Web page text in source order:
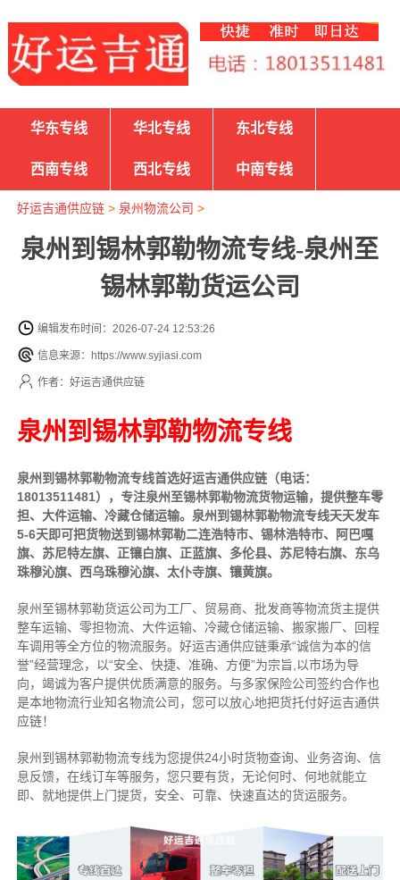
华东专线 华北专线 东北专线
西南专线 西北专线 中南专线
好运吉通供应链> 泉州物流公司 >
泉州到锡林郭勒物流专线-泉州至
锡林郭勒货运公司
编辑发布时间：2026-07-24 12:53:26
信息来源：https://www.syjiasi.com
作者：好运吉通供应链
泉州到锡林郭勒物流专线
泉州到锡林郭勒物流专线首选好运吉通供应链（电话：
18013511481），专注泉州至锡林郭勒物流货物运输，提供整车零
担、大件运输、冷藏仓储运输。泉州到锡林郭勒物流专线天天发车
5-6天即可把货物送到锡林郭勒二连浩特市、锡林浩特市、阿巴嘎
旗、苏尼特左旗、正镶白旗、正蓝旗、多伦县、苏尼特右旗、东乌
珠穆沁旗、西乌珠穆沁旗、太仆寺旗、镶黄旗。
泉州至锡林郭勒货运公司为工厂、贸易商、批发商等物流货主提供
整车运输、零担物流、大件运输、冷藏仓储运输、搬家搬厂、回程
车调用等全方位的物流服务。好运吉通供应链秉承“诚信为本的信
誉”经营理念，以“安全、快捷、准确、方便”为宗旨,以市场为导
向，竭诚为客户提供优质满意的服务。 与多家保险公司签约合作也
是本地物流行业知名物流公司，您可以放心地把货托付好运吉通供
应链！
泉州到锡林郭勒物流专线为您提供24小时货物查询、业务咨询、信
息反馈，在线订车等服务，您只要有货，无论何时、何地就能立
即、就地提供上门提货，安全、可靠、快速直达的货运服务。